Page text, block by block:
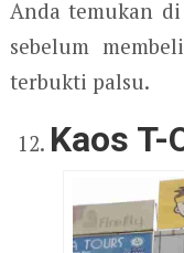
Anda temukan
sebelum
terbukti palsu.
Kaos T-